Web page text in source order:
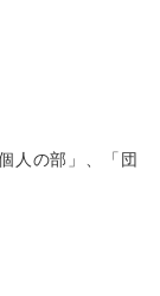
人の部」、「団